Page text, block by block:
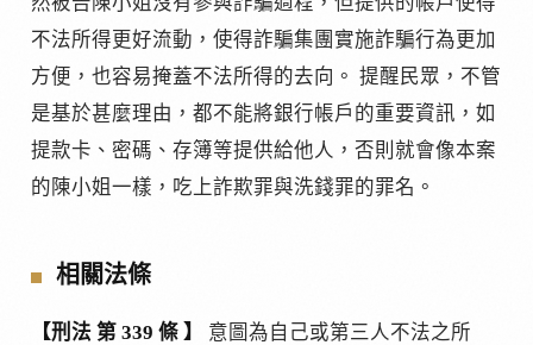
不法所得更好流動，使得詐騙集團實施詐騙行為更加
方便，也容易掩蓋不法所得的去向。 提醒民眾，不管
是基於甚麼理由，都不能將銀行帳戶的重要資訊，如
提款卡、密碼、存簿等提供給他人，否則就會像本案
的陳小姐一樣，吃上詐欺罪與洗錢罪的罪名。
相關法條
【刑法 第 339 條 】
意圖為自己或第三人不法之所